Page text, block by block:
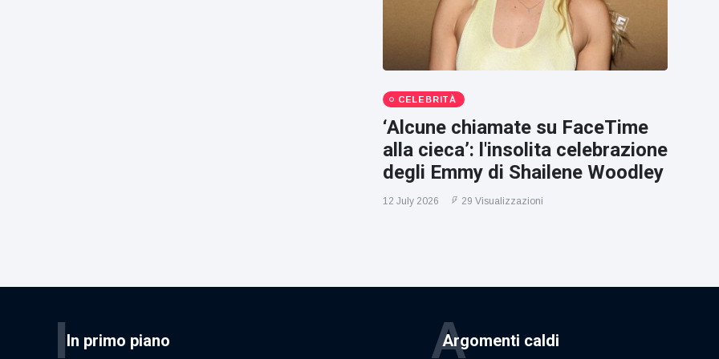
CELEBRITÀ
‘Alcune chiamate su FaceTime
alla cieca’: l'insolita celebrazione
degli Emmy di Shailene Woodley
12 July 2026 29 Visualizzazioni
In primo piano
I Argomenti caldi
A